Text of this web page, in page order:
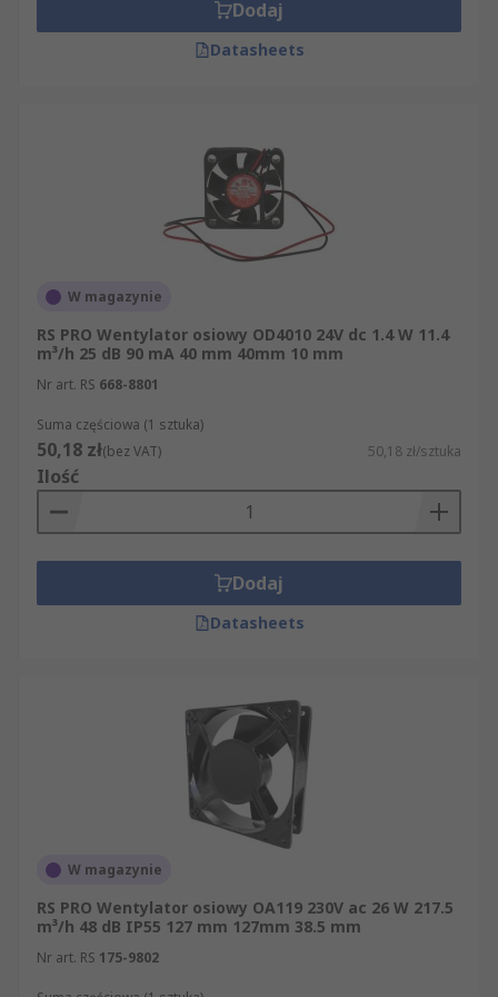
Dodaj
Datasheets
W magazynie
RS PRO Wentylator osiowy OD4010 24V dc 1.4 W 11.4
m³/h 25 dB 90 mA 40 mm 40mm 10 mm
Nr art. RS 668-8801
Suma częściowa (1 sztuka)
50,18 zł(bez VAT) 50,18 zł/sztuka
Ilość
Dodaj
Datasheets
W magazynie
RS PRO Wentylator osiowy OA119 230V ac 26 W 217.5
m³/h 48 dB IP55 127 mm 127mm 38.5 mm
Nr art. RS 175-9802